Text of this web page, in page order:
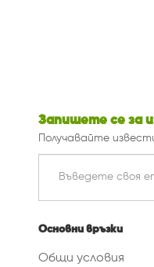
Запишете се за
Получавайте
Основни връзки
Общи условия